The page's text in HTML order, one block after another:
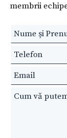
membrii
Leave
this
field
blank